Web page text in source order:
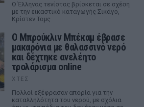
Ο Έλληνας τενίστας βρίσκεται σε σχέση
με την εικαστικό καταγωγής Σικάγο,
Κρίστεν Τομς
Ο Μπρούκλιν Μπέκαμ έβρασε
μακαρόνια με θαλασσινό νερό
και δέχτηκε ανελέητο
τρολάρισμα online
ΧΤΕΣ
Πολλοί εξέφρασαν απορία για την
καταλληλότητα του νερού, με σχόλια